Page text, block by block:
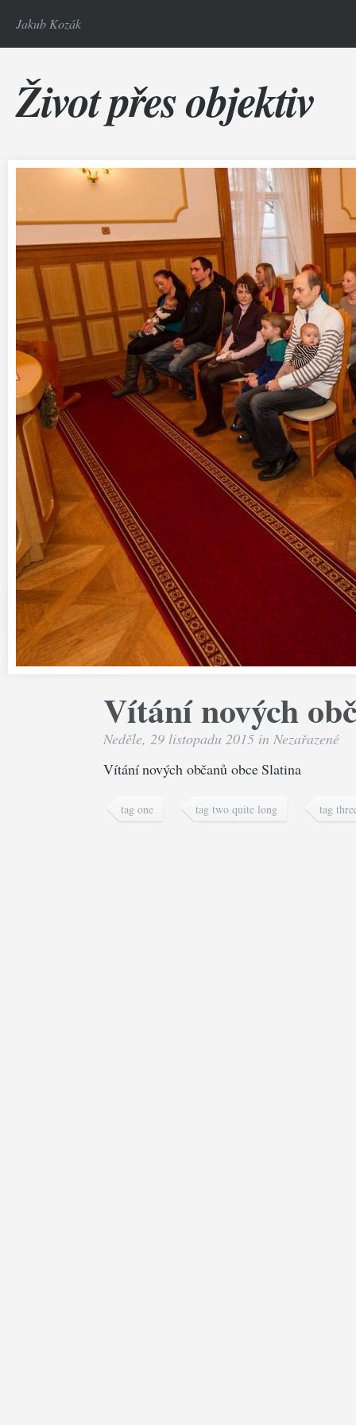
Jakub Kozák
Život přes objektiv
Vítání nových
Neděle, 29 listopadu 2015 in Nezařazené
Vítání nových občanů obce Slatina
tag one tag two quite long tag